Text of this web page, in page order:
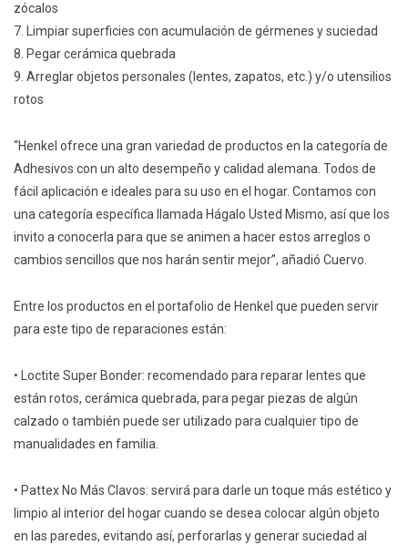
zócalos
7. Limpiar superficies con acumulación de gérmenes y suciedad
8. Pegar cerámica quebrada
9. Arreglar objetos personales (lentes, zapatos, etc.) y/o utensilios
rotos
“Henkel ofrece una gran variedad de productos en la categoría de
Adhesivos con un alto desempeño y calidad alemana. Todos de
fácil aplicación e ideales para su uso en el hogar. Contamos con
una categoría específica llamada Hágalo Usted Mismo, así que los
invito a conocerla para que se animen a hacer estos arreglos o
cambios sencillos que nos harán sentir mejor”, añadió Cuervo.
Entre los productos en el portafolio de Henkel que pueden servir
para este tipo de reparaciones están:
• Loctite Super Bonder: recomendado para reparar lentes que
están rotos, cerámica quebrada, para pegar piezas de algún
calzado o también puede ser utilizado para cualquier tipo de
manualidades en familia.
• Pattex No Más Clavos: servirá para darle un toque más estético y
limpio al interior del hogar cuando se desea colocar algún objeto
en las paredes, evitando así, perforarlas y generar suciedad al